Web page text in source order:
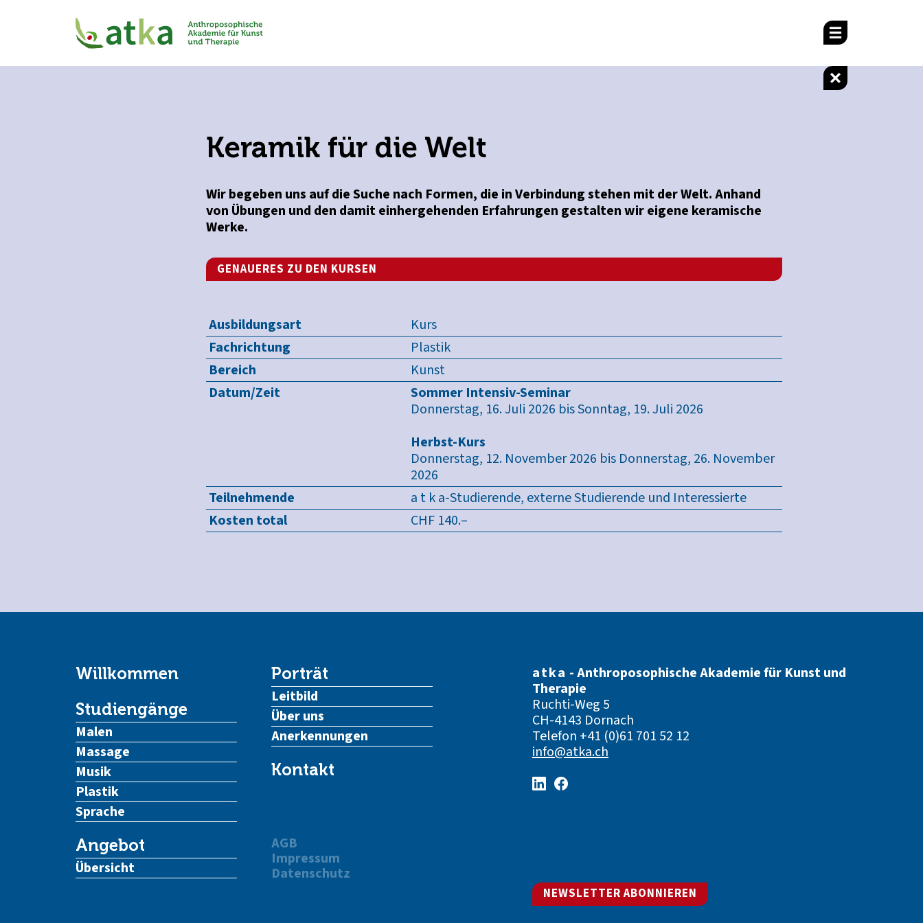
Keramik für die Welt
Wir begeben uns auf die Suche nach Formen, die in Verbindung stehen mit der Welt. Anhand
von Übungen und den damit einhergehenden Erfahrungen gestalten wir eigene keramische
Werke.
GENAUERES ZU DEN KURSEN
Ausbildungsart
Kurs
Fachrichtung
Plastik
Bereich
Kunst
Datum/Zeit
Sommer Intensiv-Seminar
Donnerstag, 16. Juli 2026 bis Sonntag, 19. Juli 2026
Herbst-Kurs
Donnerstag, 12. November 2026 bis Donnerstag, 26. November
2026
Teilnehmende
a t k a-Studierende, externe Studierende und Interessierte
Kosten total
CHF 140.–
Willkommen
Studiengänge
Malen
Massage
Musik
Plastik
Sprache
Angebot
Übersicht
Porträt
Leitbild
Über uns
Anerkennungen
Kontakt
AGB
Impressum
Datenschutz
atka - Anthroposophische Akademie für Kunst und
Therapie
Ruchti-Weg 5
CH-4143 Dornach
Telefon +41 (0)61 701 52 12
info@atka.ch
NEWSLETTER ABONNIEREN